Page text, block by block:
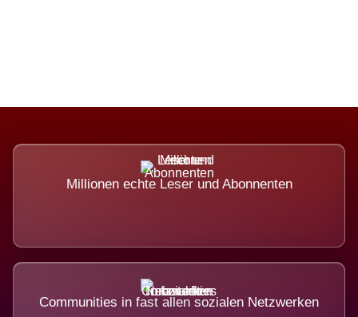
Millionen echte Leser und Abonnenten
Communities in fast allen sozialen Netzwerken